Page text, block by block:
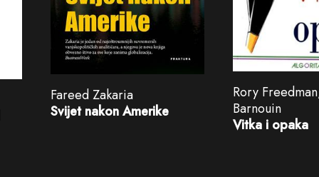
Fareed Zakaria
Svijet nakon Amerike
Rory
Barnouin
Vitka i opaka